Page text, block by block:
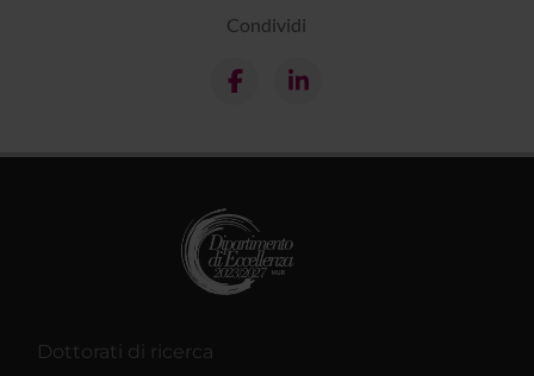
Condividi
Dottorati di ricerca